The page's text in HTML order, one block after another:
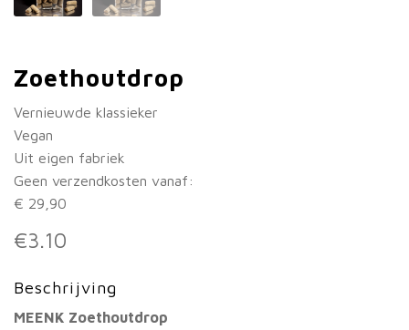
Zoethoutdrop
Vernieuwde klassieker
Vegan
Uit eigen fabriek
Geen verzendkosten vanaf:
€ 29,90
€3.10
Beschrijving
MEENK Zoethoutdrop